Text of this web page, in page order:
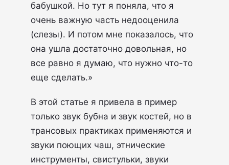
бабушкой. Но тут я поняла, что я
очень важную часть недооценила
(слезы). И потом мне показалось, что
она ушла достаточно довольная, но
все равно я думаю, что нужно что-то
еще сделать.»
В этой статье я привела в пример
только звук бубна и звук костей, но в
трансовых практиках применяются и
звуки поющих чаш, этнические
инструменты, свистульки, звуки